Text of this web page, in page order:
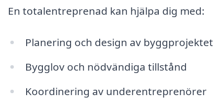
En totalentreprenad kan hjälpa dig med:
Planering och design av byggprojektet
Bygglov och nödvändiga tillstånd
Koordinering av underentreprenörer